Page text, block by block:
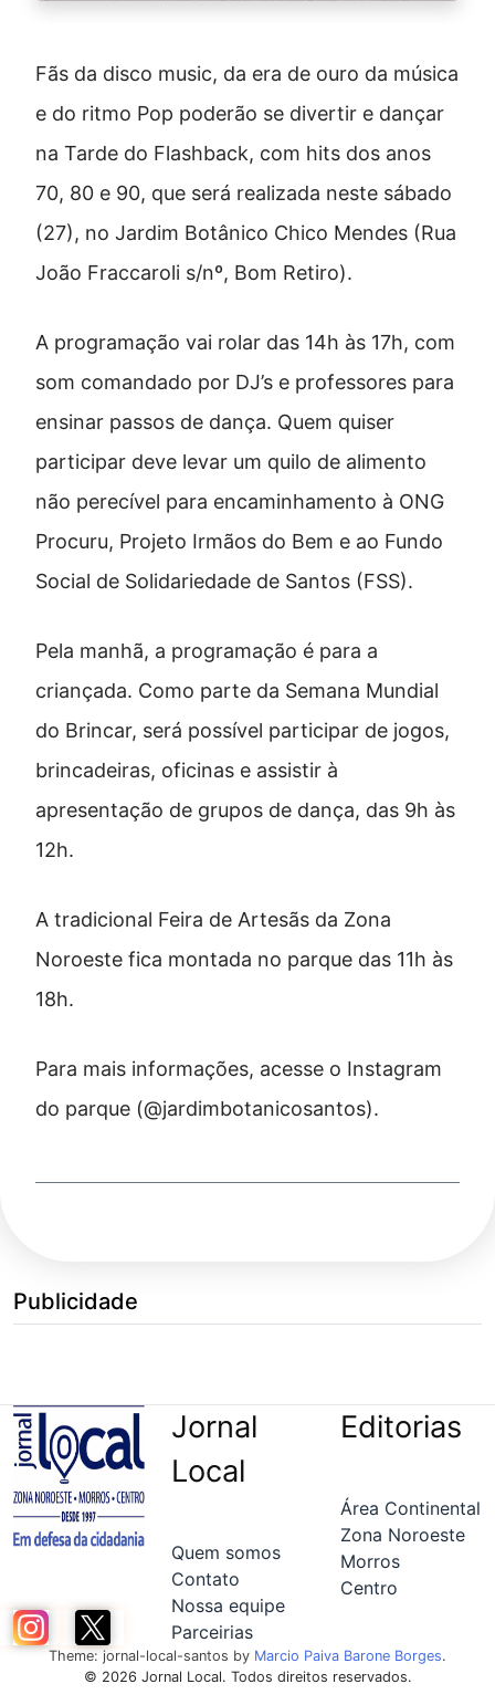
Fãs da disco music, da era de ouro da música
e do ritmo Pop poderão se divertir e dançar
na Tarde do Flashback, com hits dos anos
70, 80 e 90, que será realizada neste sábado
(27), no Jardim Botânico Chico Mendes (Rua
João Fraccaroli s/nº, Bom Retiro).
A programação vai rolar das 14h às 17h, com
som comandado por DJ’s e professores para
ensinar passos de dança. Quem quiser
participar deve levar um quilo de alimento
não perecível para encaminhamento à ONG
Procuru, Projeto Irmãos do Bem e ao Fundo
Social de Solidariedade de Santos (FSS).
Pela manhã, a programação é para a
criançada. Como parte da Semana Mundial
do Brincar, será possível participar de jogos,
brincadeiras, oficinas e assistir à
apresentação de grupos de dança, das 9h às
12h.
A tradicional Feira de Artesãs da Zona
Noroeste fica montada no parque das 11h às
18h.
Para mais informações, acesse o Instagram
do parque (@jardimbotanicosantos).
Publicidade
Jornal
Local
Quem somos
Contato
Nossa equipe
Parceirias
Editorias
Área Continental
Zona Noroeste
Morros
Centro
Theme: jornal-local-santos by Marcio Paiva Barone Borges.
© 2026 Jornal Local. Todos direitos reservados.